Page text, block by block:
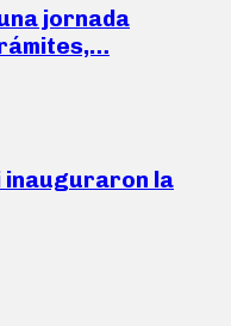
jornada
inauguraron la